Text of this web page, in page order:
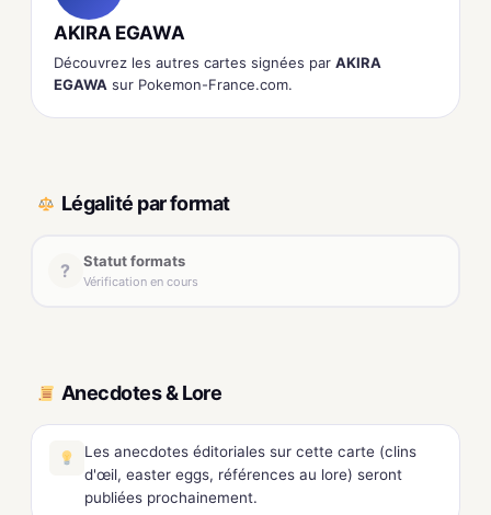
AKIRA EGAWA
Découvrez les autres cartes signées par AKIRA
EGAWA sur Pokemon-France.com.
Légalité par format
? Statut formats
Vérification en cours
Anecdotes & Lore
Les anecdotes éditoriales sur cette carte (clins
d'œil, easter eggs, références au lore) seront
publiées prochainement.